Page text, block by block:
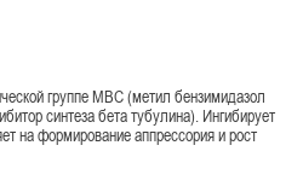
группе MBC (метил бензимидазол
синтеза бета тубулина). Ингибирует
на формирование аппрессория и рост